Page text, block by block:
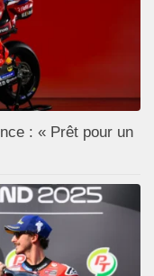
: « Prêt pour un